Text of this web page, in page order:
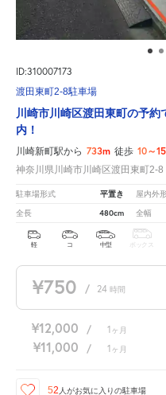
ID:310007173
渡田東町2-8駐車場
川崎市川崎区渡田東町の予約
内！
川崎新町駅から 733m 徒歩 10～
神奈川県川崎市川崎区渡田東町2-8
駐車場形式 平置き 屋内外
全長 480cm 全幅
軽 コ 中型 ボックス
¥750 / 24 時間
¥12,000 / 1 ヶ月
¥11,000 / 1 ヶ月
52 人がお気に入りの駐車場